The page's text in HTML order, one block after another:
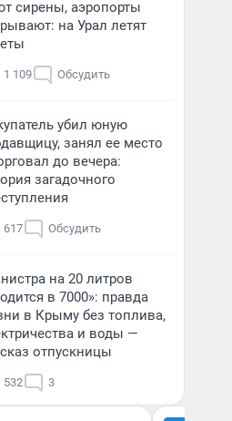
сирены, аэропорты
на Урал летят
1 109 Обсудить
убил юную
занял ее место
до вечера:
загадочного
617 Обсудить
на 20 литров
в 7000»: правда
в Крыму без топлива,
и воды —
отпускницы
532 3